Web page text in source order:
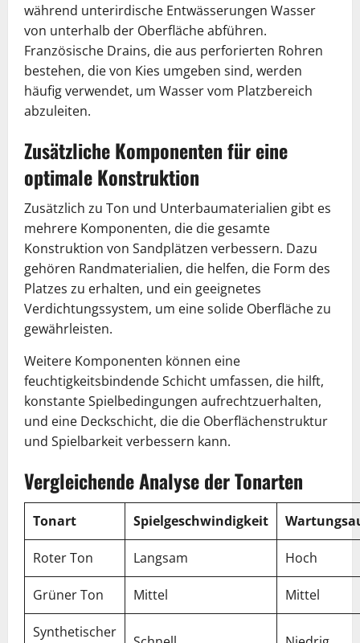
während unterirdische Entwässerungen Wasser
von unterhalb der Oberfläche abführen.
Französische Drains, die aus perforierten Rohren
bestehen, die von Kies umgeben sind, werden
häufig verwendet, um Wasser vom Platzbereich
abzuleiten.
Zusätzliche Komponenten für eine
optimale Konstruktion
Zusätzlich zu Ton und Unterbaumaterialien gibt es
mehrere Komponenten, die die gesamte
Konstruktion von Sandplätzen verbessern. Dazu
gehören Randmaterialien, die helfen, die Form des
Platzes zu erhalten, und ein geeignetes
Verdichtungssystem, um eine solide Oberfläche zu
gewährleisten.
Weitere Komponenten können eine
feuchtigkeitsbindende Schicht umfassen, die hilft,
konstante Spielbedingungen aufrechtzuerhalten,
und eine Deckschicht, die die Oberflächenstruktur
und Spielbarkeit verbessern kann.
Vergleichende Analyse der Tonarten
Tonart Spielgeschwindigkeit
Roter Ton Langsam Hoch
Grüner Ton Mittel Mittel
Synthetischer